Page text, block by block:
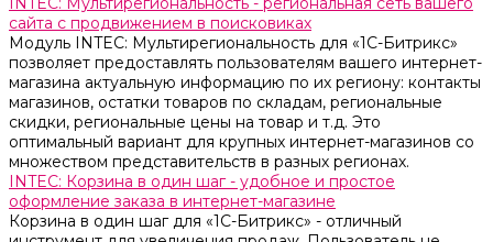
сайта с продвижением в поисковиках
Модуль INTEC: Мультирегиональность для «1С-Битрикс»
позволяет предоставлять пользователям вашего интернет-
магазина актуальную информацию по их региону: контакты
магазинов, остатки товаров по складам, региональные
скидки, региональные цены на товар и т.д. Это
оптимальный вариант для крупных интернет-магазинов со
множеством представительств в разных регионах.
INTEC: Корзина в один шаг - удобное и простое
оформление заказа в интернет-магазине
Корзина в один шаг для «1С-Битрикс» - отличный